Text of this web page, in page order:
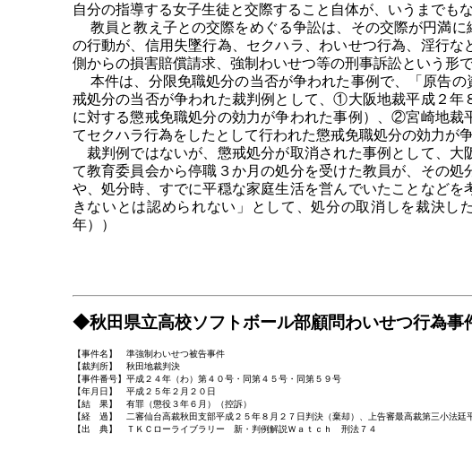
自分の指導する女子生徒と交際すること自体が、いうまでも
教員と教え子との交際をめぐる争訟は、その交際が円満に
の行動が、信用失墜行為、セクハラ、わいせつ行為、淫行
側からの損害賠償請求、強制わいせつ等の刑事訴訟という形
本件は、分限免職処分の当否が争われた事例で、「原告の
戒処分の当否が争われた裁判例として、①大阪地裁平成２年
に対する懲戒免職処分の効力が争われた事例）、②宮崎地裁
てセクハラ行為をしたとして行われた懲戒免職処分の効力が
裁判例ではないが、懲戒処分が取消された事例として、大
て教育委員会から停職３か月の処分を受けた教員が、その
や、処分時、すでに平穏な家庭生活を営んでいたことなど
きないとは認められない」として、処分の取消しを裁決
年））
◆秋田県立高校ソフトボール部顧問わいせつ行為事
【事件名】 準強制わいせつ被告事件
【裁判所】 秋田地裁判決
【事件番号】平成２４年（わ）第４０号・同第４５号・同第５９号
【年月日】 平成２５年２月２０日
【結 果】 有罪（懲役３年６月）（控訴）
【経 過】 二審仙台高裁秋田支部平成２５年８月２７日判決（棄却）、上告審最高裁第三小法廷
【出 典】 ＴＫＣローライブラリー 新・判例解説Ｗａｔｃｈ 刑法７４